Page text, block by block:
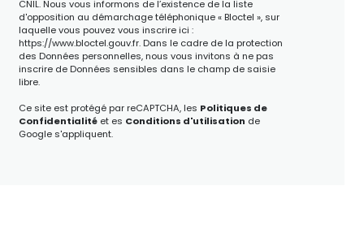
CNIL. Nous vous informons de l’existence de la liste
d'opposition au démarchage téléphonique « Bloctel », sur
laquelle vous pouvez vous inscrire ici :
https://www.bloctel.gouv.fr. Dans le cadre de la protection
des Données personnelles, nous vous invitons à ne pas
inscrire de Données sensibles dans le champ de saisie
libre.
Ce site est protégé par reCAPTCHA, les Politiques de
Confidentialitéet es Conditions d'utilisation de
Google s'appliquent.